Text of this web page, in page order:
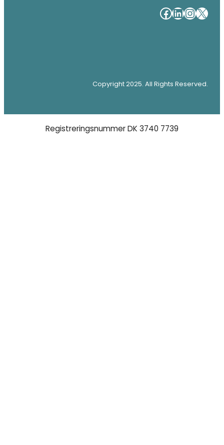
####
Copyright 2025. All Rights Reserved.
Registreringsnummer DK 3740 7739